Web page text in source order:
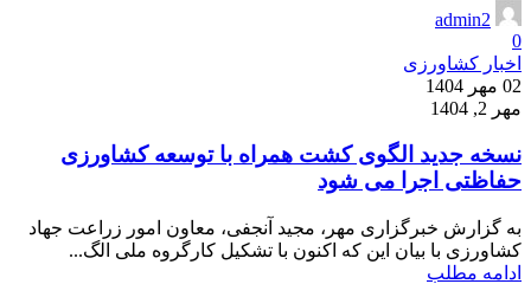
admin2
0
اخبار کشاورزی
02 مهر 1404
مهر 2, 1404
نسخه جدید الگوی کشت همراه با توسعه کشاورزی
حفاظتی اجرا می شود
به گزارش خبرگزاری مهر، مجید آنجفی، معاون امور زراعت جهاد
کشاورزی با بیان این که اکنون با تشکیل کارگروه ملی الگ...
ادامه مطلب